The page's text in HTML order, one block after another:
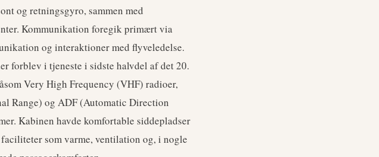
og retningsgyro, sammen med
Kommunikation foregik primært via
og interaktioner med flyveledelse.
forblev i tjeneste i sidste halvdel af det 20.
Very High Frequency (VHF) radioer,
Range) og ADF (Automatic Direction
Kabinen havde komfortable siddepladser
som varme, ventilation og, i nogle